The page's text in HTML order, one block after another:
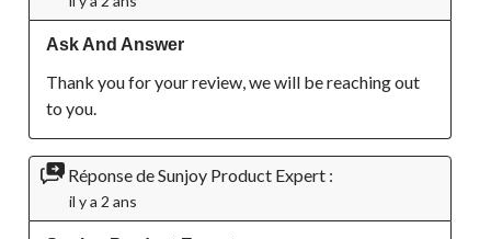
Ask And Answer
Thank you for your review, we will be reaching out
to you.
Réponse de Sunjoy Product Expert :
il y a 2 ans